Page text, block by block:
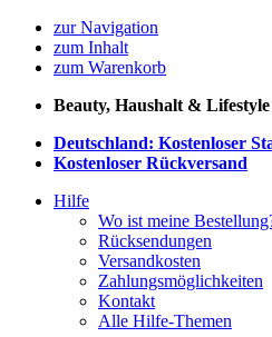
zur Navigation
zum Inhalt
zum Warenkorb
Beauty, Haushalt & Lifestyle
Deutschland: Kostenloser
Kostenloser Rückversand
Hilfe
Wo ist meine
Rücksendungen
Versandkosten
Zahlungsmöglichkeiten
Kontakt
Alle Hilfe-Themen